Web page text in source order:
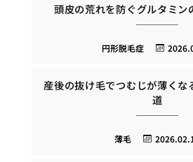
頭皮の荒れを防ぐグルタミン
円形脱毛症
産後の抜け毛でつむじが薄くな
道
薄毛